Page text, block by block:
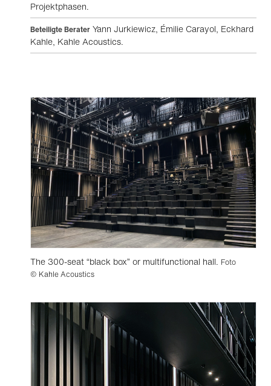
Projektphasen.
Beteiligte Berater Yann Jurkiewicz, Émilie Carayol, Eckhard
Kahle, Kahle Acoustics.
The 300-seat “black box” or multifunctional hall. Foto
© Kahle Acoustics